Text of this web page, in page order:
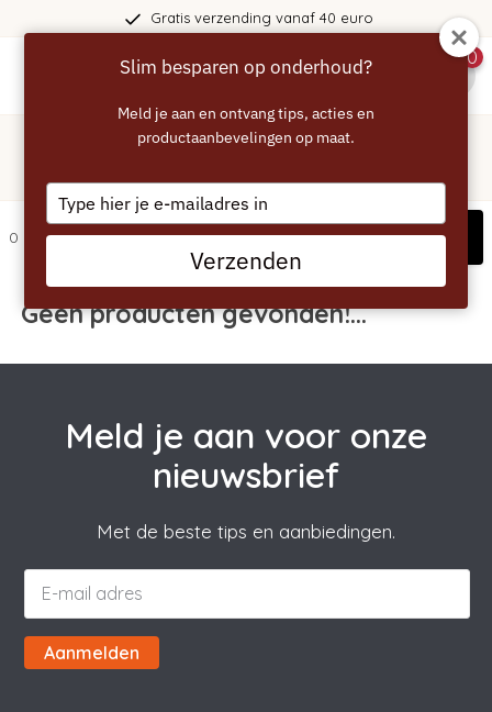
Gratis verzending vanaf 40 euro
0
/magnifica
0 artikelen Filters
Geen producten gevonden!...
Meld je aan voor onze
nieuwsbrief
Met de beste tips en aanbiedingen.
Aanmelden
Slim besparen op onderhoud?
Meld je aan en ontvang tips, acties en
productaanbevelingen op maat.
Type
your
email
Verzenden